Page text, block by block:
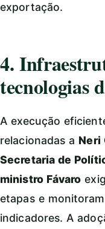
exportação.
4.
tecnologias
A execução
relacionadas a Neri
Secretaria de
ministro Fávaro
etapas e
indicadores. A